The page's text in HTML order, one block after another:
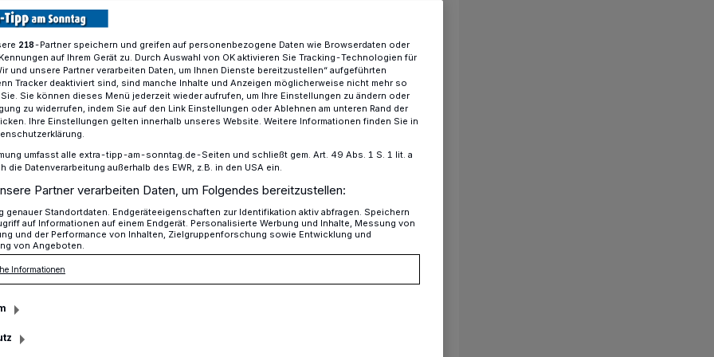
Entsorgungs-LKW für die Enni
LKW
unterstützt Enni bei der
LKW.
218-Partner speichern und greifen auf personenbezogene Daten wie Browserdaten oder
auf Ihrem Gerät zu. Durch Auswahl von OK aktivieren Sie Tracking-Technologien für
und unsere Partner verarbeiten Daten, um Ihnen Dienste bereitzustellen“ aufgeführten
Tracker deaktiviert sind, sind manche Inhalte und Anzeigen möglicherweise nicht mehr so
Sie können dieses Menü jederzeit wieder aufrufen, um Ihre Einstellungen zu ändern oder
zu widerrufen, indem Sie auf den Link Einstellungen oder Ablehnen am unteren Rand der
Ihre Einstellungen gelten innerhalb unseres Website. Weitere Informationen finden Sie in
umfasst alle extra-tipp-am-sonntag.de-Seiten und schließt gem. Art. 49 Abs. 1 S. 1 lit. a
die Datenverarbeitung außerhalb des EWR, z.B. in den USA ein.
Partner verarbeiten Daten, um Folgendes bereitzustellen:
genauer Standortdaten. Endgeräteeigenschaften zur Identifikation aktiv abfragen. Speichern
auf Informationen auf einem Endgerät. Personalisierte Werbung und Inhalte, Messung von
und der Performance von Inhalten, Zielgruppenforschung sowie Entwicklung und
von Angeboten.
Informationen